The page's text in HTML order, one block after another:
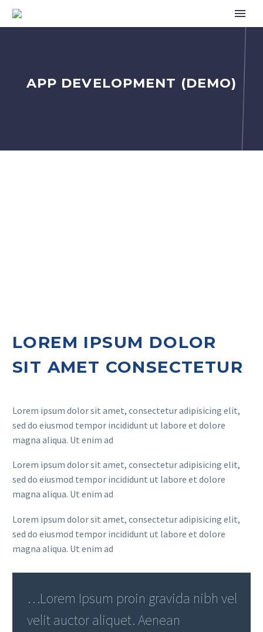
APP DEVELOPMENT (DEMO)
LOREM IPSUM DOLOR
SIT AMET CONSECTETUR
Lorem ipsum dolor sit amet, consectetur adipisicing elit,
sed do eiusmod tempor incididunt ut labore et dolore
magna aliqua. Ut enim ad
Lorem ipsum dolor sit amet, consectetur adipisicing elit,
sed do eiusmod tempor incididunt ut labore et dolore
magna aliqua. Ut enim ad
Lorem ipsum dolor sit amet, consectetur adipisicing elit,
sed do eiusmod tempor incididunt ut labore et dolore
magna aliqua. Ut enim ad
…Lorem Ipsum proin gravida nibh vel
velit auctor aliquet. Aenean